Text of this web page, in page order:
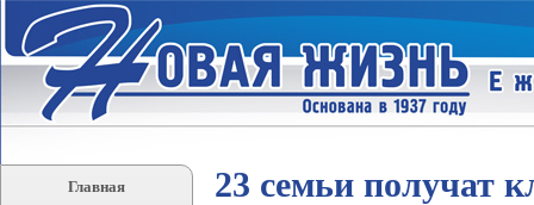
Главная 23 семьи получат